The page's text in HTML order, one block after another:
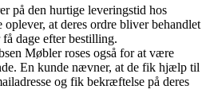
på den hurtige leveringstid hos
oplever, at deres ordre bliver behandlet
dage efter bestilling.
Møbler roses også for at være
En kunde nævner, at de fik hjælp til
og fik bekræftelse på deres